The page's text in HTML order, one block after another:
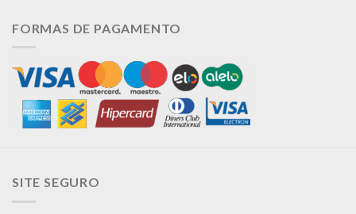
FORMAS DE PAGAMENTO
SITE SEGURO